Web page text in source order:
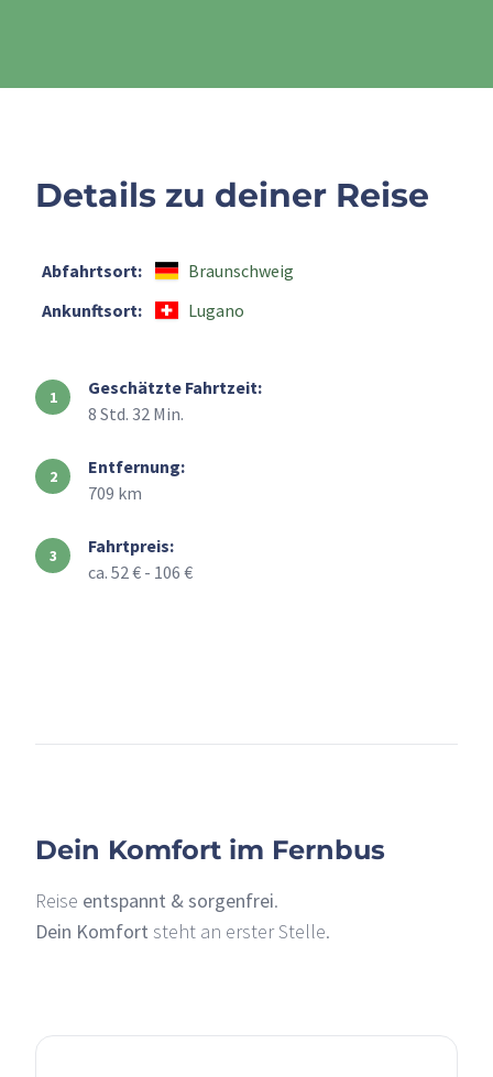
Details zu deiner Reise
Abfahrtsort:
Braunschweig
Ankunftsort:
Lugano
Geschätzte Fahrtzeit:
8 Std. 32 Min.
Entfernung:
709 km
Fahrtpreis:
ca. 52 € - 106 €
Dein Komfort im Fernbus
Reise entspannt & sorgenfrei.
Dein Komfort steht an erster Stelle.